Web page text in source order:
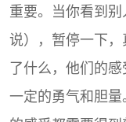
重要。当你看到别
说），暂停一下
了什么，他们的
一定的勇气和胆